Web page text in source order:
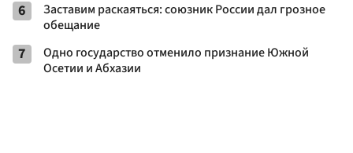
6
Заставим раскаяться: союзник России дал грозное
обещание
7
Одно государство отменило признание Южной
Осетии и Абхазии